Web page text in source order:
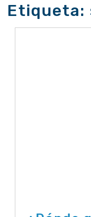
Etiqueta: